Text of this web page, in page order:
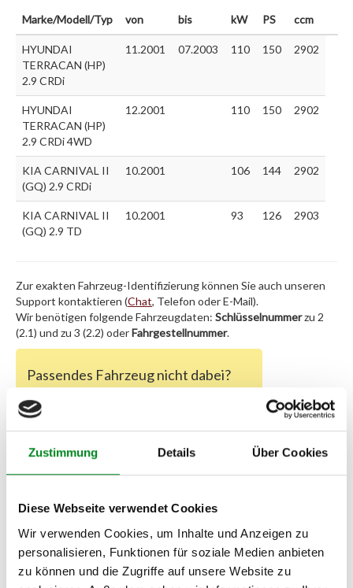
Zustimmung Details Über Cookies
Diese Webseite verwendet Cookies
Wir verwenden Cookies, um Inhalte und Anzeigen zu
personalisieren, Funktionen für soziale Medien anbieten
zu können und die Zugriffe auf unsere Website zu
Marke/Modell/Typ von bis kW PS ccm
HYUNDAI
TERRACAN (HP)
2.9 CRDi
11.2001 07.2003 110 150 2902
HYUNDAI
TERRACAN (HP)
2.9 CRDi 4WD
12.2001 110 150 2902
KIA CARNIVAL II
(GQ) 2.9 CRDi
10.2001 106 144 2902
KIA CARNIVAL II
(GQ) 2.9 TD
10.2001 93 126 2903
Zur exakten Fahrzeug-Identifizierung können Sie auch unseren
Support kontaktieren (Chat, Telefon oder E-Mail).
Wir benötigen folgende Fahrzeugdaten: Schlüsselnummerzu 2
(2.1) und zu 3 (2.2) oderFahrgestellnummer.
Passendes Fahrzeug nicht dabei?
Fahrzeug-Suche für AT-Einspritzdüsen
Oder einfachim Chatnachfragen.
Hersteller/EU Verantwortliche
Person
Hersteller
Unternehmensname:
TMC Turbolader Manufaktur Coesfeld